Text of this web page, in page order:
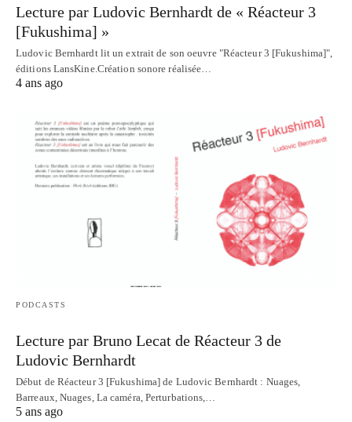
Lecture par Ludovic Bernhardt de « Réacteur 3
[Fukushima] »
Ludovic Bernhardt lit un extrait de son oeuvre "Réacteur 3 [Fukushima]",
éditions LansKine.Création sonore réalisée…
4 ans ago
PODCASTS
Lecture par Bruno Lecat de Réacteur 3 de
Ludovic Bernhardt
Début de Réacteur 3 [Fukushima] de Ludovic Bernhardt : Nuages,
Barreaux, Nuages, La caméra, Perturbations,…
5 ans ago